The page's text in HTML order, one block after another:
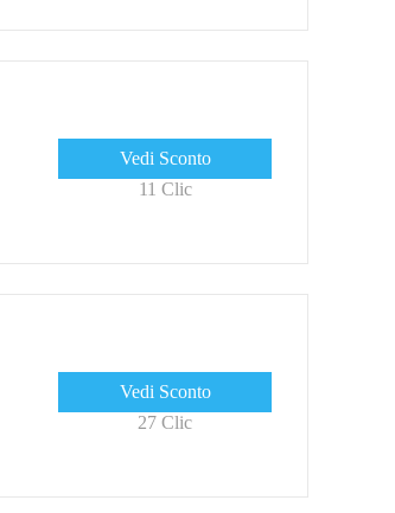
Vedi Sconto
11 Clic
Vedi Sconto
27 Clic